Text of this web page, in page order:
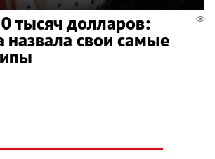
тысяч долларов:
назвала свои самые